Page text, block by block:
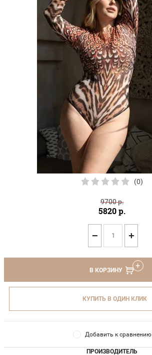
(0)
9700р.
5820р.
− +
В КОРЗИНУ
КУПИТЬ В ОДИН КЛИК
Добавить к сравнению
ПРОИЗВОДИТЕЛЬ